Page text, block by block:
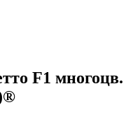
F1 многоцв.